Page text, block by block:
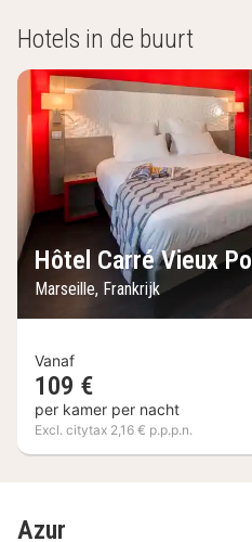
Hotels in de buurt
Hôtel Carré Vieux
Marseille, Frankrijk
Vanaf
109 €
per kamer per nacht
Excl. citytax 2,16 € p.p.p.n.
Azur